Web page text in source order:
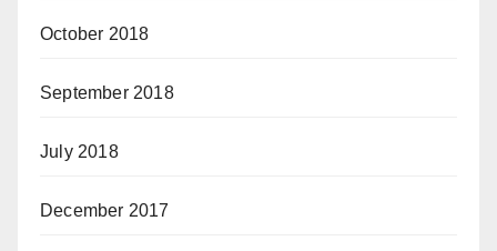
October 2018
September 2018
July 2018
December 2017